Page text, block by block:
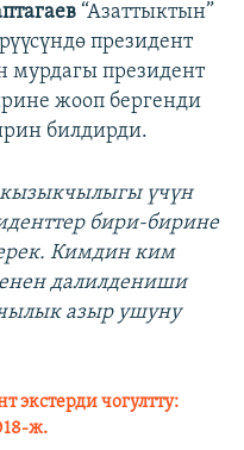
“Азаттыктын”
президент
мурдагы президент
жооп бергенди
билдирди.
үчүн
бири-бирине
Кимдин ким
далилдениши
азыр ушуну
экстерди чогултту:
ж.